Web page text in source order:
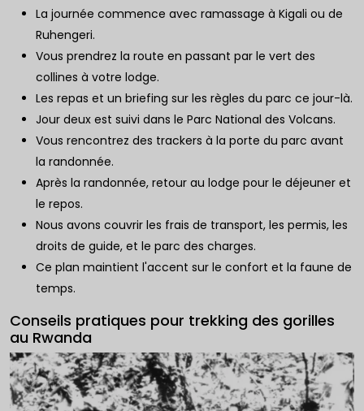
La journée commence avec ramassage à Kigali ou de
Ruhengeri.
Vous prendrez la route en passant par le vert des
collines à votre lodge.
Les repas et un briefing sur les règles du parc ce jour-là.
Jour deux est suivi dans le Parc National des Volcans.
Vous rencontrez des trackers à la porte du parc avant
la randonnée.
Après la randonnée, retour au lodge pour le déjeuner et
le repos.
Nous avons couvrir les frais de transport, les permis, les
droits de guide, et le parc des charges.
Ce plan maintient l'accent sur le confort et la faune de
temps.
Conseils pratiques pour trekking des gorilles
au Rwanda